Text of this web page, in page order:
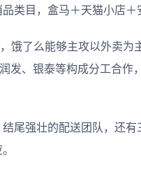
类目，盒马＋天猫小店＋
饿了么能够主攻以外卖
发、银泰等构成分工合作
尾强壮的配送团队，还